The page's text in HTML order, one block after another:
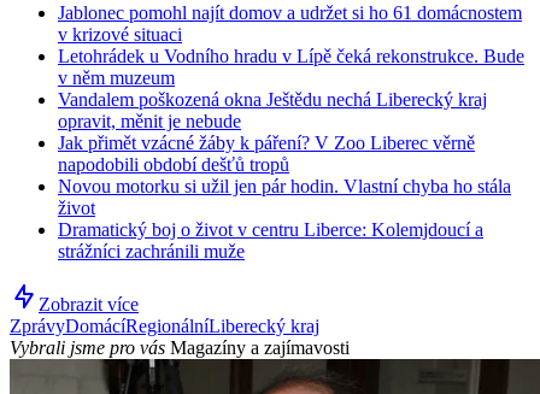
Jablonec pomohl najít domov a udržet si ho 61 domácnostem
v krizové situaci
Letohrádek u Vodního hradu v Lípě čeká rekonstrukce. Bude
v něm muzeum
Vandalem poškozená okna Ještědu nechá Liberecký kraj
opravit, měnit je nebude
Jak přimět vzácné žáby k páření? V Zoo Liberec věrně
napodobili období dešťů tropů
Novou motorku si užil jen pár hodin. Vlastní chyba ho stála
život
Dramatický boj o život v centru Liberce: Kolemjdoucí a
strážníci zachránili muže
Zobrazit více
ZprávyDomácíRegionálníLiberecký kraj
Vybrali jsme pro vás Magazíny a zajímavosti